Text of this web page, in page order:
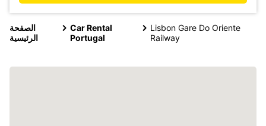
الصفحة
الرئيسية
Car Rental
Portugal
Lisbon Gare Do Oriente
Railway